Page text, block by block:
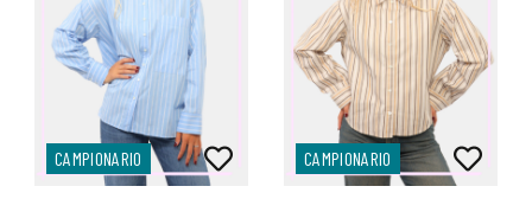
CAMPIONARIO CAMPIONARIO